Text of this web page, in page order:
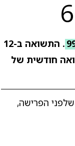
. התשואה ב-12
חודשית של
בשלב שלפני הפרישה,